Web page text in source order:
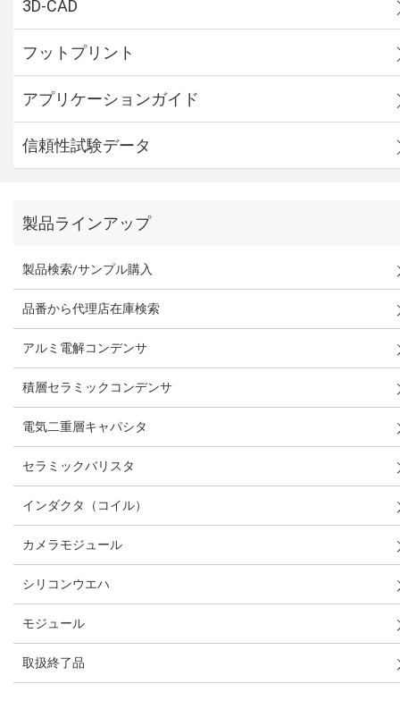
3D-CAD
フットプリント
アプリケーションガイド
信頼性試験データ
製品ラインアップ
製品検索/サンプル購入
品番から代理店在庫検索
アルミ電解コンデンサ
積層セラミックコンデンサ
電気二重層キャパシタ
セラミックバリスタ
インダクタ（コイル）
カメラモジュール
シリコンウエハ
モジュール
取扱終了品